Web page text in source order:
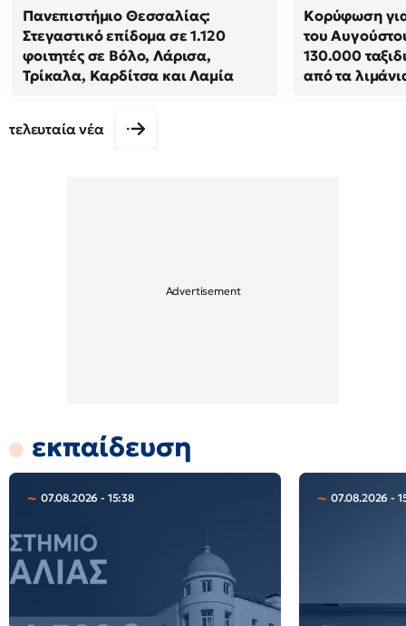
Πανεπιστήμιο Θεσσαλίας:
Στεγαστικό επίδομα σε 1.120
φοιτητές σε Βόλο, Λάρισα,
Τρίκαλα, Καρδίτσα και Λαμία
Κορύφωση
του
130.000
από τα
τελευταία νέα
εκπαίδευση
07.08.2026 - 15:38 07.08.2026 -